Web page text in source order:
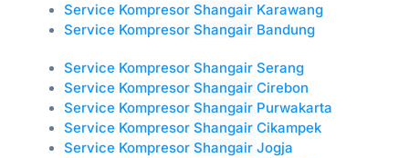
Service Kompresor Shangair Karawang
Service Kompresor Shangair Bandung
Service Kompresor Shangair Serang
Service Kompresor Shangair Cirebon
Service Kompresor Shangair Purwakarta
Service Kompresor Shangair Cikampek
Service Kompresor Shangair Jogja